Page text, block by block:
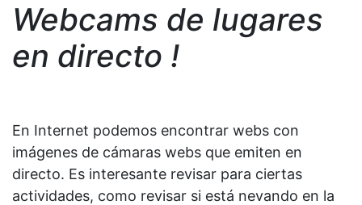
Webcams de lugares
en directo !
En Internet podemos encontrar webs con
imágenes de cámaras webs que emiten en
directo. Es interesante revisar para ciertas
actividades, como revisar si está nevando en la